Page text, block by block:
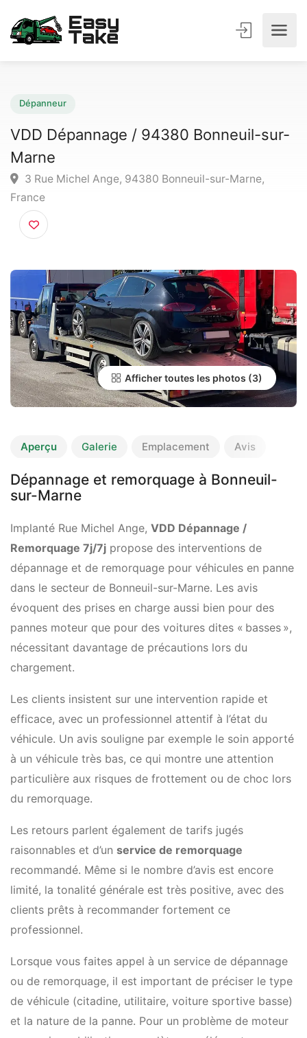
VDD Dépannage / 94380 Bonneuil-
Marne
3 Rue Michel Ange, 94380 Bonneuil-sur-Marne,
France
Afficher toutes les photos
Aperçu Galerie Emplacement Avis
Dépannage et remorquage à Bonneuil-
sur-Marne
Implanté Rue Michel Ange, VDD Dépannage /
Remorquage 7j/7j propose des interventions de
dépannage et de remorquage pour véhicules en panne
dans le secteur de Bonneuil-sur-Marne. Les avis
évoquent des prises en charge aussi bien pour des
pannes moteur que pour des voitures dites « basses »,
nécessitant davantage de précautions lors du
chargement.
Les clients insistent sur une intervention rapide et
efficace, avec un professionnel attentif à l’état du
véhicule. Un avis souligne par exemple le soin apporté
à un véhicule très bas, ce qui montre une attention
particulière aux risques de frottement ou de choc lors
du remorquage.
Les retours parlent également de tarifs jugés
raisonnables et d’un service de remorquage
recommandé. Même si le nombre d’avis est encore
limité, la tonalité générale est très positive, avec des
clients prêts à recommander fortement ce
professionnel.
Lorsque vous faites appel à un service de dépannage
ou de remorquage, il est important de préciser le type
de véhicule (citadine, utilitaire, voiture sportive basse)
et la nature de la panne. Pour un problème de moteur